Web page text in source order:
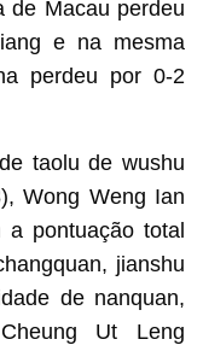
de Macau perdeu
e na mesma
perdeu por 0-2
taolu de wushu
Wong Weng Ian
a pontuação total
jianshu
de nanquan,
Ut Leng